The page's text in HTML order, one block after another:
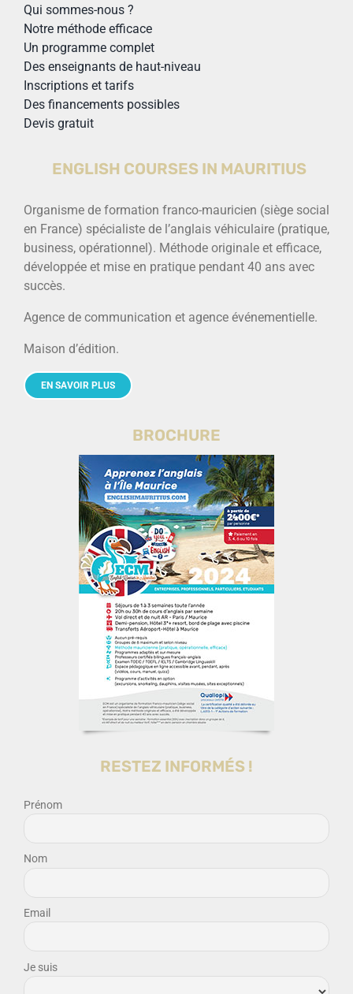
Qui sommes-nous ?
Notre méthode efficace
Un programme complet
Des enseignants de haut-niveau
Inscriptions et tarifs
Des financements possibles
Devis gratuit
ENGLISH COURSES IN MAURITIUS
Organisme de formation franco-mauricien (siège social
en France) spécialiste de l’anglais véhiculaire (pratique,
business, opérationnel). Méthode originale et efficace,
développée et mise en pratique pendant 40 ans avec
succès.
Agence de communication et agence événementielle.
Maison d’édition.
EN SAVOIR PLUS
BROCHURE
RESTEZ INFORMÉS !
Prénom
Nom
Email
Je suis